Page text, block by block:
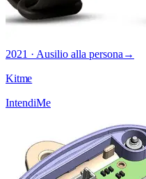
2021 · Ausilio alla persona →
Kitme
IntendiMe